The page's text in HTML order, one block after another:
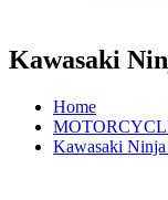
Kawasaki
Home
Kawasaki Ninja